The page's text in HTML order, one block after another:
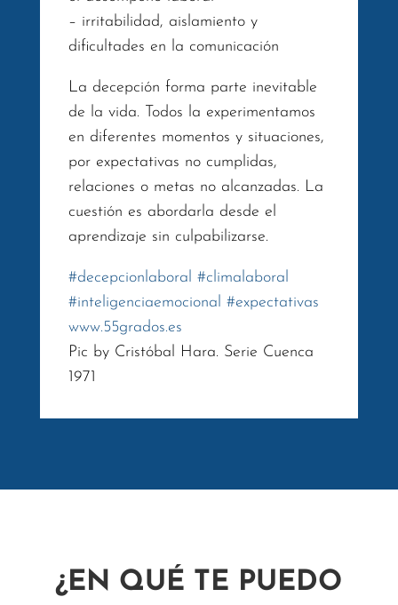
– irritabilidad, aislamiento y
dificultades en la comunicación
La decepción forma parte inevitable
de la vida. Todos la experimentamos
en diferentes momentos y situaciones,
por expectativas no cumplidas,
relaciones o metas no alcanzadas. La
cuestión es abordarla desde el
aprendizaje sin culpabilizarse.
#decepcionlaboral #climalaboral
#inteligenciaemocional #expectativas
www.55grados.es
Pic by Cristóbal Hara. Serie Cuenca
1971
¿EN QUÉ TE PUEDO